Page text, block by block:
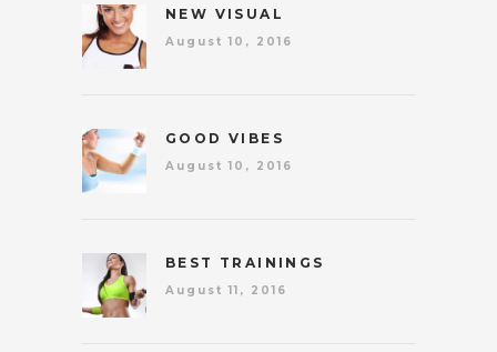
NEW VISUAL
August 10, 2016
GOOD VIBES
August 10, 2016
BEST TRAININGS
August 11, 2016